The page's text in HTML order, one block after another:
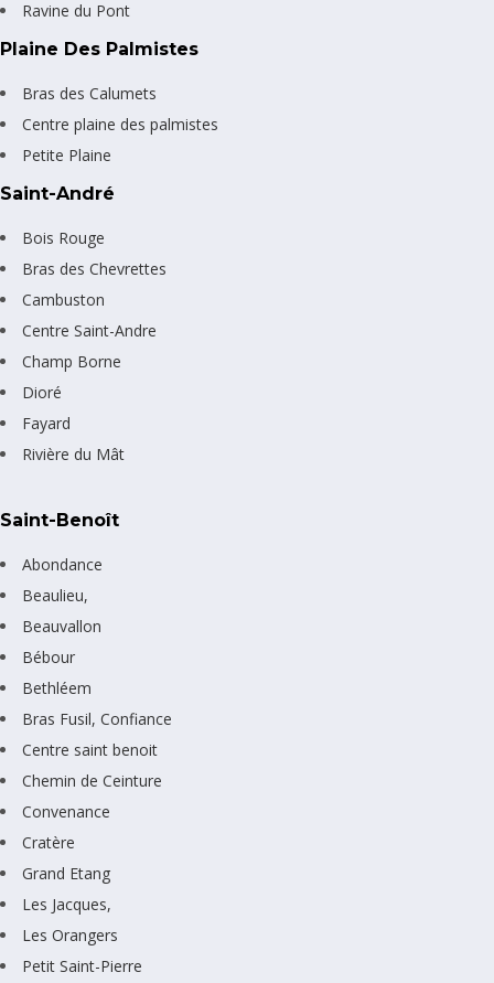
Ravine du Pont
Plaine Des Palmistes
Bras des Calumets
Centre plaine des palmistes
Petite Plaine
Saint-André
Bois Rouge
Bras des Chevrettes
Cambuston
Centre Saint-Andre
Champ Borne
Dioré
Fayard
Rivière du Mât
Saint-Benoît
Abondance
Beaulieu,
Beauvallon
Bébour
Bethléem
Bras Fusil, Confiance
Centre saint benoit
Chemin de Ceinture
Convenance
Cratère
Grand Etang
Les Jacques,
Les Orangers
Petit Saint-Pierre